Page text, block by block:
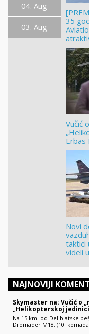
04. Aug
03. Aug
35
Vučić
Erbas
Novi
taktici
videli
NAJNOVIJI
Skymaster na: Vučić o
„Helikopterskoj jedinici
Na 15 km. od Deliblatske
Dromader M18. (10.